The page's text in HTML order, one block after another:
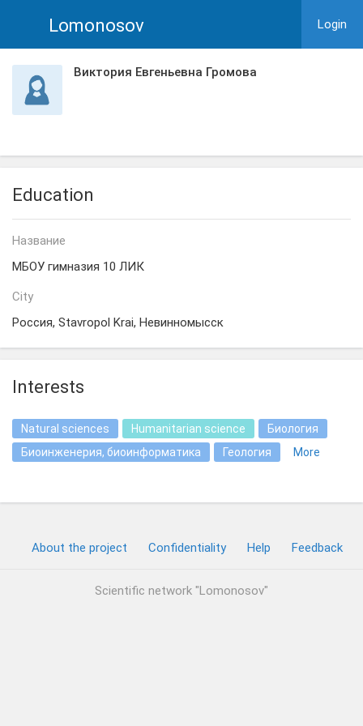
Lomonosov Login
Виктория Евгеньевна Громова
Education
Название
МБОУ гимназия 10 ЛИК
City
Россия, Stavropol Krai, Невинномысск
Interests
Natural sciences Humanitarian science
Биология
Биоинженерия, биоинформатика
Геология More
About the project Confidentiality Help Feedback
Scientific network "Lomonosov"